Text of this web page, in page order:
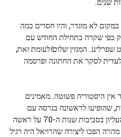
במקום לא מוגדר, והיו חסרים כמה
כפי שקרה בתחילת החודש עם
שפרלינג. המגזיןשלום!לעומת זאת,
לסקר את החתונה ופרסמה
אין היסטוריה פשוטה. מאמינים
שהופיעו לראשונה בגרסה עם
שוליים יהלומים ופנינים בחלק העליון בסביבות שנות ה-70 על ראשה
הפכו ליצירה שהרויאל היה רגיל